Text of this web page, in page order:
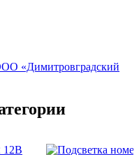
«Димитровградский